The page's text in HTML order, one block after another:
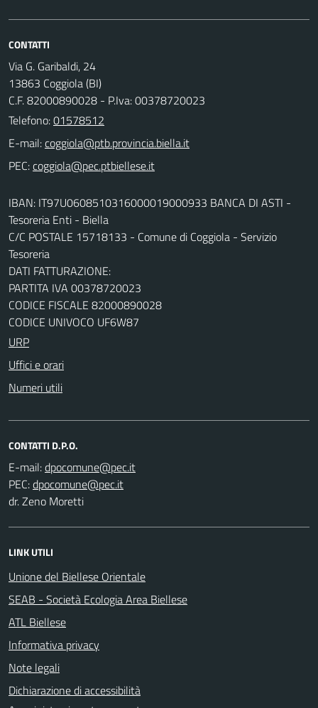
CONTATTI
Via G. Garibaldi, 24
13863 Coggiola (BI)
C.F. 82000890028 - P.Iva: 00378720023
Telefono:01578512
E-mail:
PEC:
IBAN: IT97U0608510316000019000933 BANCA DI ASTI -
Tesoreria Enti - Biella
C/C POSTALE 15718133 - Comune di Coggiola - Servizio
Tesoreria
DATI FATTURAZIONE:
PARTITA IVA 00378720023
CODICE FISCALE 82000890028
CODICE UNIVOCO UF6W87
URP
Uffici e orari
Numeri utili
CONTATTI D.P.O.
E-mail:
PEC:
dr. Zeno Moretti
LINK UTILI
Unione del Biellese Orientale
SEAB - Società Ecologia Area Biellese
ATL Biellese
Informativa privacy
Note legali
Dichiarazione di accessibilità